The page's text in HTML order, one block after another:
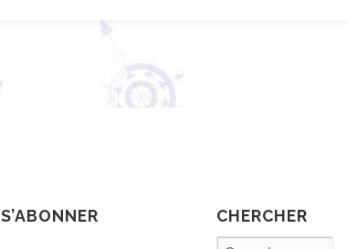
S’ABONNER CHERCHER